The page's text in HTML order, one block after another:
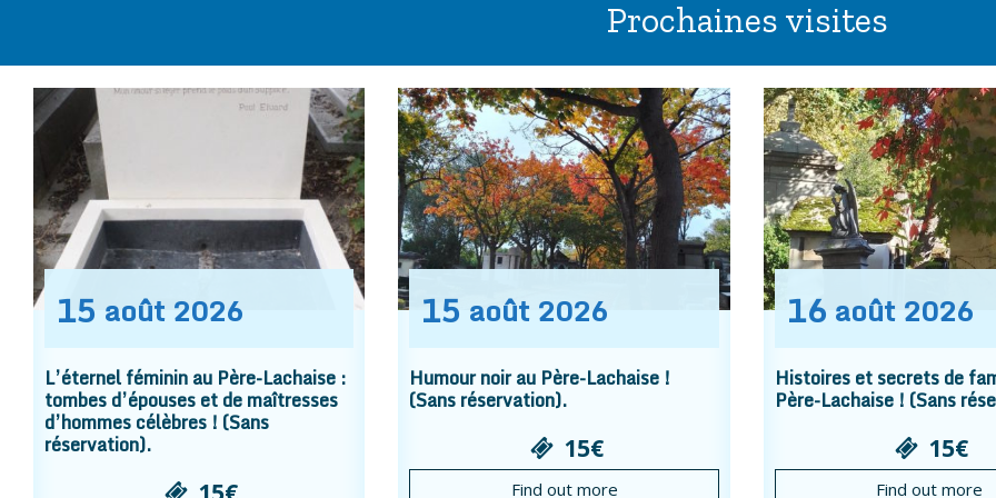
Prochaines visites
15 août 2026
L’éternel féminin au Père-Lachaise :
tombes d’épouses et de maîtresses
d’hommes célèbres ! (Sans
réservation).
15 août 2026
Humour noir au Père-Lachaise !
(Sans réservation).
15€
Find out more
16 août 2026
Histoires et secrets de
Père-Lachaise ! (Sans
15€
Find out more